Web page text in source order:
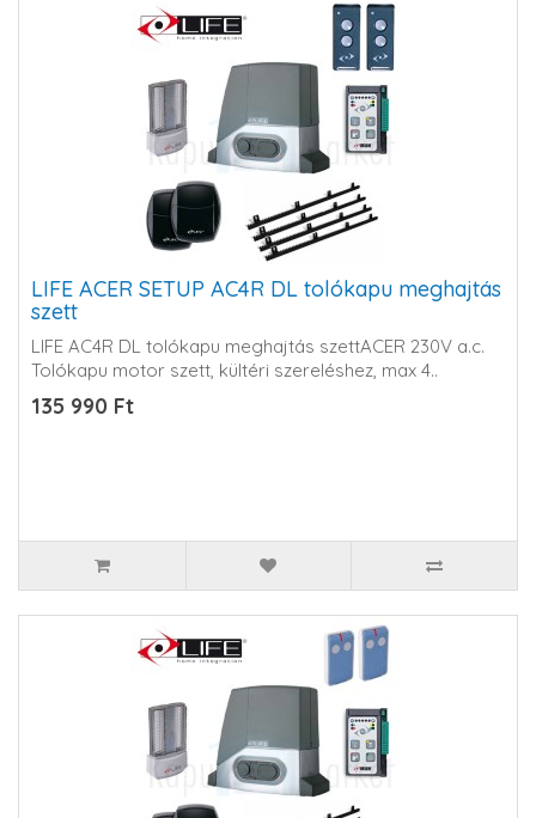
LIFE ACER SETUP AC4R DL tolókapu meghajtás
szett
LIFE AC4R DL tolókapu meghajtás szettACER 230V a.c.
Tolókapu motor szett, kültéri szereléshez, max 4..
135 990 Ft